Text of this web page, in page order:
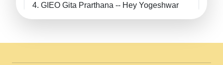
GIEO Gita Prarthana -- Hey Yogeshwar
II Swami Gyananand Ji Maharaj.mp3